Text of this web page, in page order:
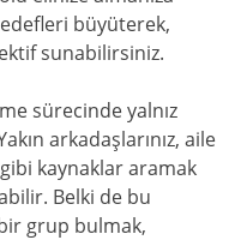
büyüterek,
sunabilirsiniz.
sürecinde yalnız
arkadaşlarınız, aile
kaynaklar aramak
Belki de bu
grup bulmak,